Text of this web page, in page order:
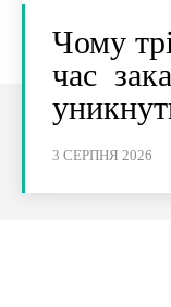
Чому
час
3 СЕРПНЯ 2026